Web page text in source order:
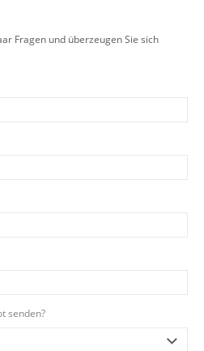
Fragen und überzeugen Sie sich
senden?